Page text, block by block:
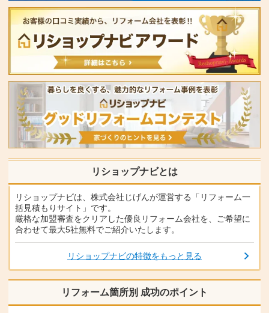
リショップナビとは
リショップナビは、株式会社じげんが運営する「リフォーム一
括見積もりサイト」です。
厳格な加盟審査をクリアした優良リフォーム会社を、ご希望に
合わせて最大5社無料でご紹介いたします。
リショップナビの特徴をもっと見る
リフォーム箇所別 成功のポイント